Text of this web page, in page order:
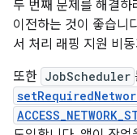
두 번째 문제를 해결
이전하는 것이 좋습니
서 처리 래핑 지원 비
또한 JobScheduler